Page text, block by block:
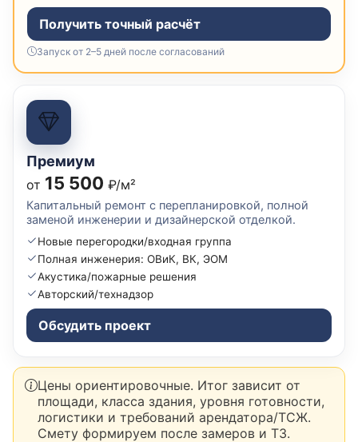
Получить точный расчёт
Запуск от 2–5 дней после согласований
Премиум
от 15 500 ₽/м²
Капитальный ремонт с перепланировкой, полной
заменой инженерии и дизайнерской отделкой.
Новые перегородки/входная группа
Полная инженерия: ОВиК, ВК, ЭОМ
Акустика/пожарные решения
Авторский/технадзор
Обсудить проект
Цены ориентировочные. Итог зависит от
площади, класса здания, уровня готовности,
логистики и требований арендатора/ТСЖ.
Смету формируем после замеров и ТЗ.